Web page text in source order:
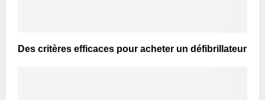
Des critères efficaces pour acheter un défibrillateur